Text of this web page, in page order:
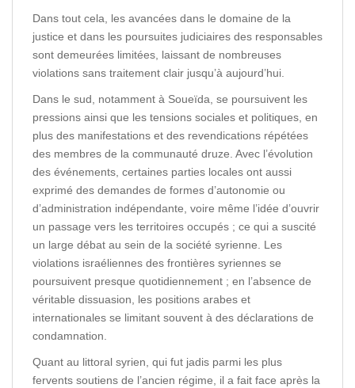
Dans tout cela, les avancées dans le domaine de la
justice et dans les poursuites judiciaires des responsables
sont demeurées limitées, laissant de nombreuses
violations sans traitement clair jusqu’à aujourd’hui.
Dans le sud, notamment à Soueïda, se poursuivent les
pressions ainsi que les tensions sociales et politiques, en
plus des manifestations et des revendications répétées
des membres de la communauté druze. Avec l’évolution
des événements, certaines parties locales ont aussi
exprimé des demandes de formes d’autonomie ou
d’administration indépendante, voire même l’idée d’ouvrir
un passage vers les territoires occupés ; ce qui a suscité
un large débat au sein de la société syrienne. Les
violations israéliennes des frontières syriennes se
poursuivent presque quotidiennement ; en l’absence de
véritable dissuasion, les positions arabes et
internationales se limitant souvent à des déclarations de
condamnation.
Quant au littoral syrien, qui fut jadis parmi les plus
fervents soutiens de l’ancien régime, il a fait face après la